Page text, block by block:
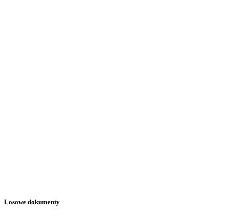
Losowe dokumenty